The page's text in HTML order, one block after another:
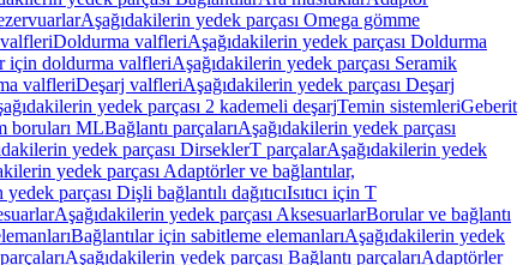
Aşağıdakilerin yedek parçası Omega gömme
Doldurma valfleriAşağıdakilerin yedek parçası Doldurma
için doldurma valfleriAşağıdakilerin yedek parçası Seramik
valfleriDeşarj valfleriAşağıdakilerin yedek parçası Deşarj
yedek parçası 2 kademeli deşarjTemin sistemleriGeberit
boruları MLBağlantı parçalarıAşağıdakilerin yedek parçası
yedek parçası DirseklerT parçalarAşağıdakilerin yedek
yedek parçası Adaptörler ve bağlantılar,
parçası Dişli bağlantılı dağıtıcıIsıtıcı için T
Aşağıdakilerin yedek parçası AksesuarlarBorular ve bağlantı
Bağlantılar için sabitleme elemanlarıAşağıdakilerin yedek
Aşağıdakilerin yedek parçası Bağlantı parçalarıAdaptörler